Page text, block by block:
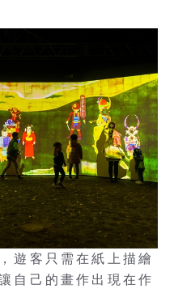
遊客只需在紙上描繪
自己的畫作出現在作